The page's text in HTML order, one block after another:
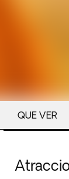
QUE VER